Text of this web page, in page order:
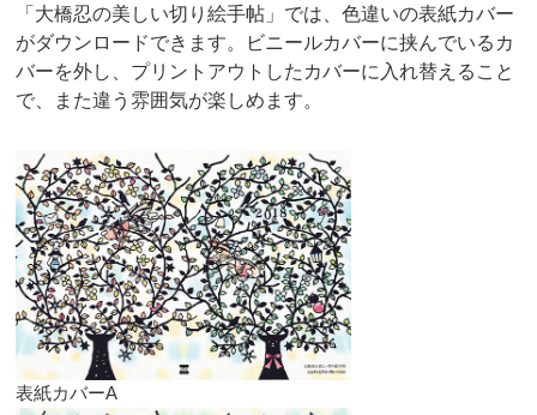
「大橋忍の美しい切り絵手帖」では、色違いの表紙カバー
がダウンロードできます。ビニールカバーに挟んでいるカ
バーを外し、プリントアウトしたカバーに入れ替えること
で、また違う雰囲気が楽しめます。
表紙カバーA